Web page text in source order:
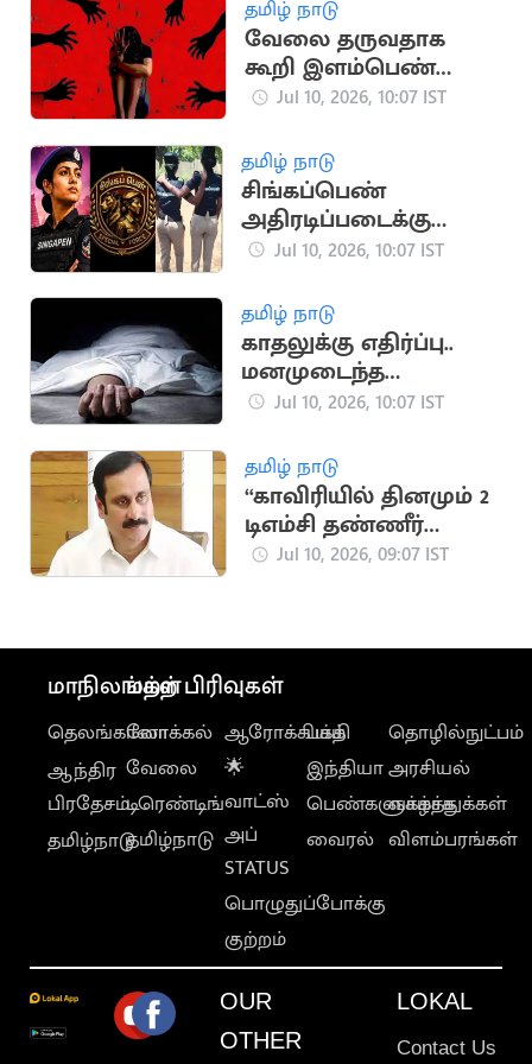
தமிழ் நாடு
வேலை தருவதாக
கூறி இளம்பெண்ணை
ஏமாற்றி பலாத்காரம்
Jul 10, 2026, 10:07 IST
தமிழ் நாடு
சிங்கப்பெண்
அதிரடிப்படைக்கு
சென்னையில்
Jul 10, 2026, 10:07 IST
தமிழ் நாடு
காதலுக்கு எதிர்ப்பு..
மனமுடைந்த
இளைஞர் தற்கொலை
Jul 10, 2026, 10:07 IST
தமிழ் நாடு
“காவிரியில் தினமும் 2
டிஎம்சி தண்ணீர்
திறக்க அழுத்தம்
Jul 10, 2026, 09:07 IST
மாநிலங்கள்
தெலங்கானா
ஆந்திர
பிரதேசம்
தமிழ்நாடு
மற்ற பிரிவுகள்
லோக்கல்
வேலை
டிரெண்டிங்
தமிழ்நாடு
ஆரோக்கியம்
🌟
வாட்ஸ்
அப்
STATUS
பொழுதுப்போக்கு
குற்றம்
பக்தி
இந்தியா
பெண்களுக்காக
வைரல்
தொழில்நுட்பம்
அரசியல்
வாழ்த்துக்கள்
விளம்பரங்கள்
OUR
OTHER
LOKAL
Contact Us